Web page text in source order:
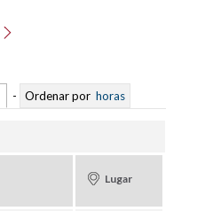
- Ordenar por horas
Lugar